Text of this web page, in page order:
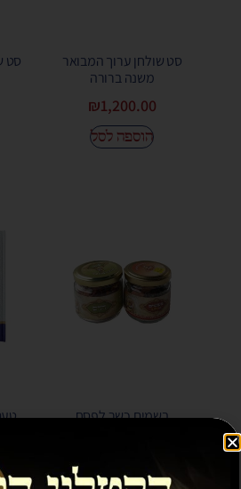
סט שולחן ערוך המבואר
משנה ברורה
₪1,200.00
הוספה לסל
סט
בשמים כשר לפסח